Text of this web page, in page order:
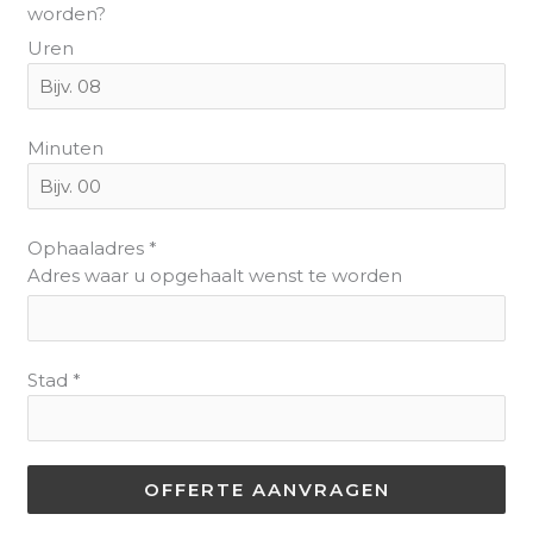
worden?
Uren
Minuten
Ophaaladres *
Adres waar u opgehaalt wenst te worden
Stad *
OFFERTE AANVRAGEN